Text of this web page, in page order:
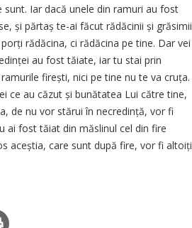
Iar dacă unele din ramuri au fost
și părtaș te-ai făcut rădăcinii și grăsimii
rădăcina, ci rădăcina pe tine. Dar vei
au fost tăiate, iar tu stai prin
firești, nici pe tine nu te va cruța.
ce au căzut și bunătatea Lui către tine,
de nu vor stărui în necredință, vor fi
ai fost tăiat din măslinul cel din fire
aceștia, care sunt după fire, vor fi altoiți